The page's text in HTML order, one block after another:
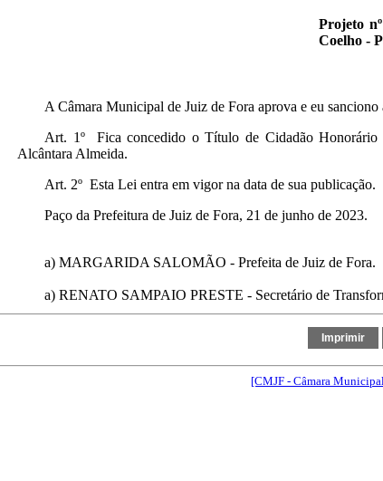
Projeto
Coelho -
A Câmara Municipal de Juiz de Fora aprova e eu sanciono
Art. 1º Fica concedido o Título de Cidadão
Alcântara Almeida.
Art. 2º Esta Lei entra em vigor na data de sua publicação.
Paço da Prefeitura de Juiz de Fora, 21 de junho de 2023.
a) MARGARIDA SALOMÃO - Prefeita de Juiz de Fora.
a) RENATO SAMPAIO PRESTE - Secretário de
[CMJF - Câmara